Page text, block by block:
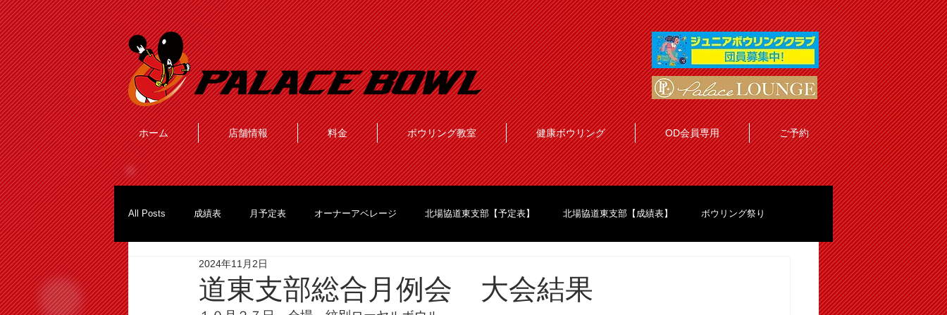
ホーム 店舗情報 料金 ボウリング教室 健康ボウリング OD会員専用 ご予約
All Posts 成績表 月予定表 オーナーアベレージ 北場協道東支部【予定表】 北場協道東支部【成績表】 ボウリング祭り
道東支部総合月例会 大会結果
2024年11月2日